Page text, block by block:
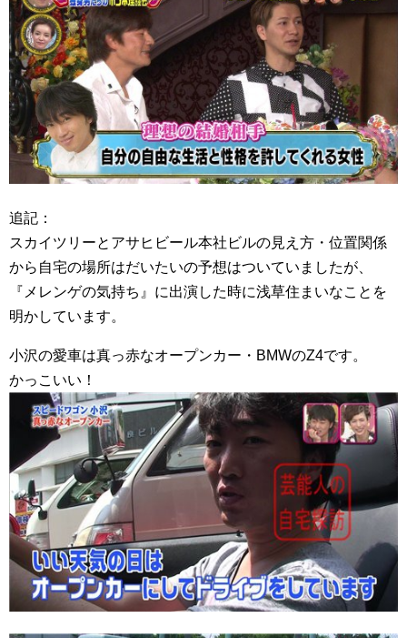
追記：
スカイツリーとアサヒビール本社ビルの見え方・位置関係
から自宅の場所はだいたいの予想はついていましたが、
『メレンゲの気持ち』に出演した時に浅草住まいなことを
明かしています。
小沢の愛車は真っ赤なオープンカー・BMWのZ4です。
かっこいい！